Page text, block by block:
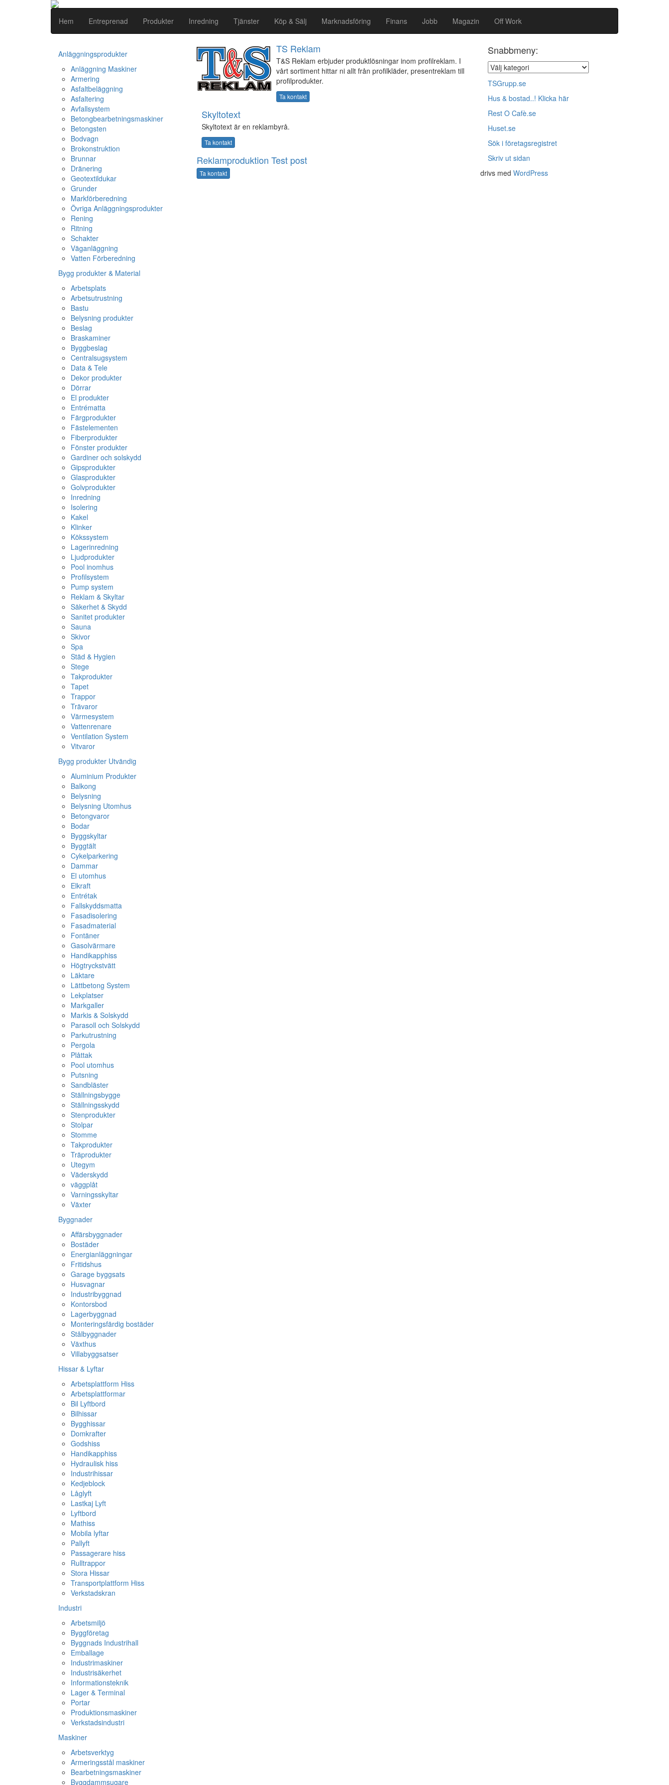
Hem Entreprenad Produkter Inredning Tjänster Köp & Sälj Marknadsföring Finans Jobb Magazin Off Work
Anläggningsprodukter
Anläggning Maskiner
Armering
Asfaltbeläggning
Asfaltering
Avfallsystem
Betongbearbetningsmaskiner
Betongsten
Bodvagn
Brokonstruktion
Brunnar
Dränering
Geotextildukar
Grunder
Markförberedning
Övriga Anläggningsprodukter
Rening
Ritning
Schakter
Väganläggning
Vatten Förberedning
Bygg produkter & Material
Arbetsplats
Arbetsutrustning
Bastu
Belysning produkter
Beslag
Braskaminer
Byggbeslag
Centralsugsystem
Data & Tele
Dekor produkter
Dörrar
El produkter
Entrématta
Färgprodukter
Fästelementen
Fiberprodukter
Fönster produkter
Gardiner och solskydd
Gipsprodukter
Glasprodukter
Golvprodukter
Inredning
Isolering
Kakel
Klinker
Kökssystem
Lagerinredning
Ljudprodukter
Pool inomhus
Profilsystem
Pump system
Reklam & Skyltar
Säkerhet & Skydd
Sanitet produkter
Sauna
Skivor
Spa
Städ & Hygien
Stege
Takprodukter
Tapet
Trappor
Trävaror
Värmesystem
Vattenrenare
Ventilation System
Vitvaror
Bygg produkter Utvändig
Aluminium Produkter
Balkong
Belysning
Belysning Utomhus
Betongvaror
Bodar
Byggskyltar
Byggtält
Cykelparkering
Dammar
El utomhus
Elkraft
Entrétak
Fallskyddsmatta
Fasadisolering
Fasadmaterial
Fontäner
Gasolvärmare
Handikapphiss
Högtryckstvätt
Läktare
Lättbetong System
Lekplatser
Markgaller
Markis & Solskydd
Parasoll och Solskydd
Parkutrustning
Pergola
Plåttak
Pool utomhus
Putsning
Sandbläster
Ställningsbygge
Ställningsskydd
Stenprodukter
Stolpar
Stomme
Takprodukter
Träprodukter
Utegym
Väderskydd
väggplåt
Varningsskyltar
Växter
Byggnader
Affärsbyggnader
Bostäder
Energianläggningar
Fritidshus
Garage byggsats
Husvagnar
Industribyggnad
Kontorsbod
Lagerbyggnad
Monteringsfärdig bostäder
Stålbyggnader
Växthus
Villabyggsatser
Hissar & Lyftar
Arbetsplattform Hiss
Arbetsplattformar
Bil Lyftbord
Bilhissar
Bygghissar
Domkrafter
Godshiss
Handikapphiss
Hydraulisk hiss
Industrihissar
Kedjeblock
Låglyft
Lastkaj Lyft
Lyftbord
Mathiss
Mobila lyftar
Pallyft
Passagerare hiss
Rulltrappor
Stora Hissar
Transportplattform Hiss
Verkstadskran
Industri
Arbetsmiljö
Byggföretag
Byggnads Industrihall
Emballage
Industrimaskiner
Industrisäkerhet
Informationsteknik
Lager & Terminal
Portar
Produktionsmaskiner
Verkstadsindustri
Maskiner
Arbetsverktyg
Armeringsstål maskiner
Bearbetningsmaskiner
Byggdammsugare
TS Reklam
T&S Reklam erbjuder produktlösningar inom profilreklam. I
vårt sortiment hittar ni allt från profilkläder, presentreklam till
profilprodukter.
Ta kontakt
Skyltotext
Skyltotext är en reklambyrå.
Ta kontakt
Reklamproduktion Test post
Ta kontakt
Snabbmeny:
TSGrupp.se
Hus & bostad..! Klicka här
Rest O Cafè.se
Huset.se
Sök i företagsregistret
Skriv ut sidan
drivs med WordPress